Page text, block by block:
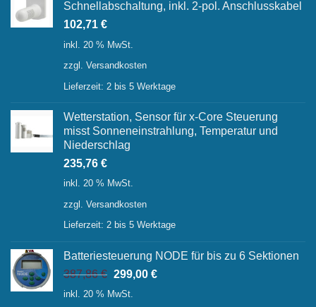
Schnellabschaltung, inkl. 2-pol. Anschlusskabel
102,71 €
inkl. 20 % MwSt.
zzgl. Versandkosten
Lieferzeit: 2 bis 5 Werktage
Wetterstation, Sensor für x-Core Steuerung
misst Sonneneinstrahlung, Temperatur und
Niederschlag
235,76 €
inkl. 20 % MwSt.
zzgl. Versandkosten
Lieferzeit: 2 bis 5 Werktage
Batteriesteuerung NODE für bis zu 6 Sektionen
387,86€ Ursprünglicher
Preis
299,00 €Aktueller
inkl. 20 % MwSt.